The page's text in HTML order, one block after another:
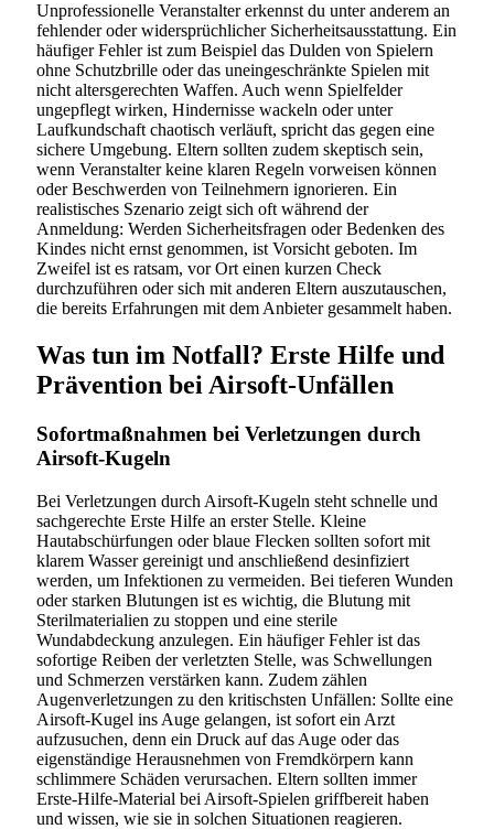
Unprofessionelle Veranstalter erkennst du unter anderem an
fehlender oder widersprüchlicher Sicherheitsausstattung. Ein
häufiger Fehler ist zum Beispiel das Dulden von Spielern
ohne Schutzbrille oder das uneingeschränkte Spielen mit
nicht altersgerechten Waffen. Auch wenn Spielfelder
ungepflegt wirken, Hindernisse wackeln oder unter
Laufkundschaft chaotisch verläuft, spricht das gegen eine
sichere Umgebung. Eltern sollten zudem skeptisch sein,
wenn Veranstalter keine klaren Regeln vorweisen können
oder Beschwerden von Teilnehmern ignorieren. Ein
realistisches Szenario zeigt sich oft während der
Anmeldung: Werden Sicherheitsfragen oder Bedenken des
Kindes nicht ernst genommen, ist Vorsicht geboten. Im
Zweifel ist es ratsam, vor Ort einen kurzen Check
durchzuführen oder sich mit anderen Eltern auszutauschen,
die bereits Erfahrungen mit dem Anbieter gesammelt haben.
Was tun im Notfall? Erste Hilfe und
Prävention bei Airsoft-Unfällen
Sofortmaßnahmen bei Verletzungen durch
Airsoft-Kugeln
Bei Verletzungen durch Airsoft-Kugeln steht schnelle und
sachgerechte Erste Hilfe an erster Stelle. Kleine
Hautabschürfungen oder blaue Flecken sollten sofort mit
klarem Wasser gereinigt und anschließend desinfiziert
werden, um Infektionen zu vermeiden. Bei tieferen Wunden
oder starken Blutungen ist es wichtig, die Blutung mit
Sterilmaterialien zu stoppen und eine sterile
Wundabdeckung anzulegen. Ein häufiger Fehler ist das
sofortige Reiben der verletzten Stelle, was Schwellungen
und Schmerzen verstärken kann. Zudem zählen
Augenverletzungen zu den kritischsten Unfällen: Sollte eine
Airsoft-Kugel ins Auge gelangen, ist sofort ein Arzt
aufzusuchen, denn ein Druck auf das Auge oder das
eigenständige Herausnehmen von Fremdkörpern kann
schlimmere Schäden verursachen. Eltern sollten immer
Erste-Hilfe-Material bei Airsoft-Spielen griffbereit haben
und wissen, wie sie in solchen Situationen reagieren.